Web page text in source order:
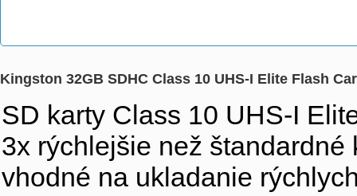
Kingston 32GB SDHC Class 10 UHS-I Elite Flash
SD karty Class 10 UHS-I
3x rýchlejšie než
vhodné na ukladanie